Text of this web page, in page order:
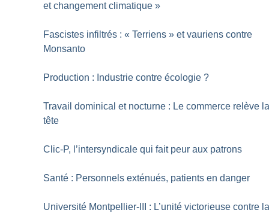
et changement climatique »
Fascistes infiltrés : « Terriens » et vauriens contre
Monsanto
Production : Industrie contre écologie ?
Travail dominical et nocturne : Le commerce relève
tête
Clic-P, l’intersyndicale qui fait peur aux patrons
Santé : Personnels exténués, patients en danger
Université Montpellier-III : L’unité victorieuse contre